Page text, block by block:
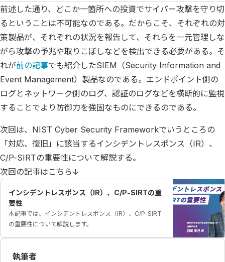
前述した通り、どこか一箇所への投資でサイバー攻撃を守り切
るということは不可能なのである。だからこそ、それぞれの対
策製品が、それぞれの状況を報告して、それらを一元管理しな
がら攻撃の予兆や取りこぼしなどを検出できる必要がある。そ
れが前の記事でも紹介したSIEM（Security Information and
Event Management）製品なのである。エンドポイント側の
ログとネットワーク側のログ、認証のログなどを横断的に監視
することでより防御力を強固なものにできるのである。
次回は、NIST Cyber Security Frameworkでいうところの
「対応、復旧」に該当するインシデントレスポンス（IR）、
C/P-SIRTの重要性について解説する。
次回の記事はこちら↓
インシデントレスポンス（IR）、C/P-SIRTの重
要性
本記事では、インシデントレスポンス（IR）、C/P-SIRT
の重要性について解説します。
執筆者